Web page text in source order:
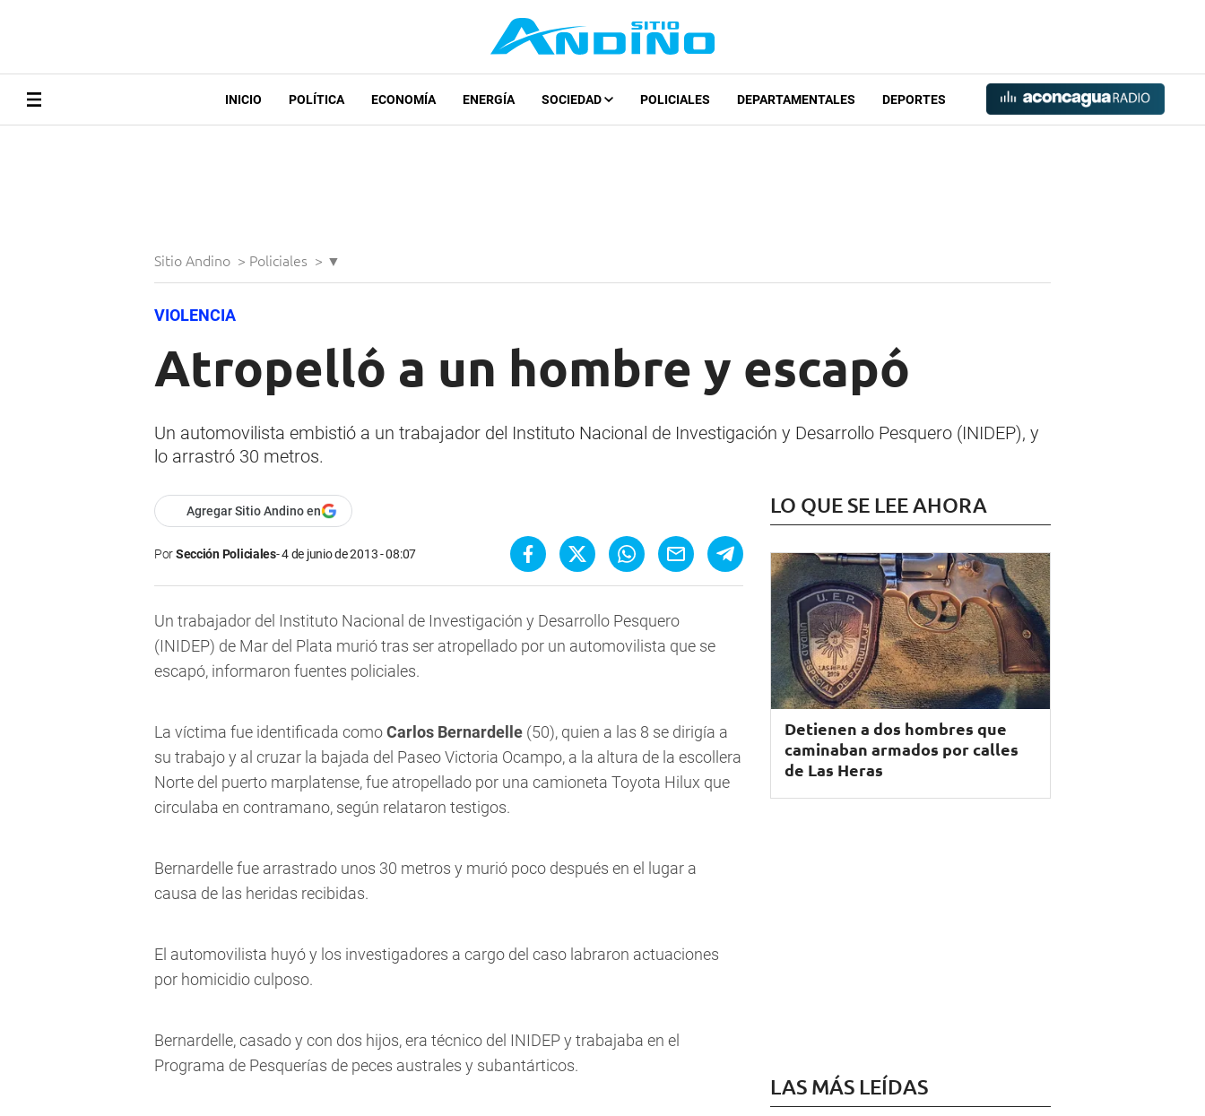
INICIO POLÍTICA ECONOMÍA ENERGÍA SOCIEDAD POLICIALES DEPARTAMENTALES DEPORTES
Sitio Andino > Policiales > ▼
VIOLENCIA
Atropelló a un hombre y escapó
Un automovilista embistió a un trabajador del Instituto Nacional de Investigación y Desarrollo Pesquero (INIDEP), y
lo arrastró 30 metros.
Agregar Sitio Andino en
PorSección Policiales 4 de junio de 2013 - 08:07
Un trabajador del Instituto Nacional de Investigación y Desarrollo Pesquero
(INIDEP) de Mar del Plata murió tras ser atropellado por un automovilista que se
escapó, informaron fuentes policiales.
La víctima fue identificada comoCarlos Bernardelle (50), quien a las 8 se dirigía a
su trabajo y al cruzar la bajada del Paseo Victoria Ocampo, a la altura de la escollera
Norte del puerto marplatense, fue atropellado por una camioneta Toyota Hilux que
circulaba en contramano, según relataron testigos.
Bernardelle fue arrastrado unos 30 metros y murió poco después en el lugar a
causa de las heridas recibidas.
El automovilista huyó y los investigadores a cargo del caso labraron actuaciones
por  homicidio culposo.
Bernardelle, casado y con dos hijos, era técnico del INIDEP y trabajaba en el
Programa de Pesquerías de peces australes y subantárticos.
LO QUE SE LEE AHORA
Detienen a dos hombres que
caminaban armados por calles
de Las Heras
LAS MÁS LEÍDAS